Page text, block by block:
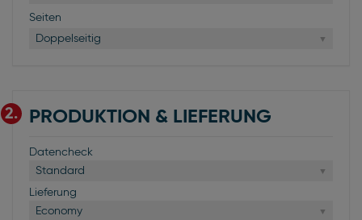
Seiten
Doppelseitig
2. PRODUKTION & LIEFERUNG
Datencheck
Standard
Lieferung
Economy